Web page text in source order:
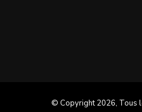
© Copyright 2026, Tous